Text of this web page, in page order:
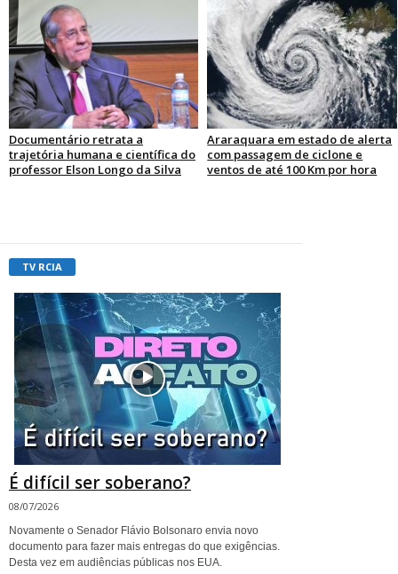
Documentário retrata a
trajetória humana e científica do
professor Elson Longo da Silva
Araraquara em estado de alerta
com passagem de ciclone e
ventos de até 100 Km por hora
TV RCIA
É difícil ser soberano?
08/07/2026
Novamente o Senador Flávio Bolsonaro envia novo
documento para fazer mais entregas do que exigências.
Desta vez em audiências públicas nos EUA.